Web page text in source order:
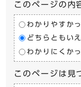
このページの内
わかりやすか
どちらともい
わかりにくか
このページは見